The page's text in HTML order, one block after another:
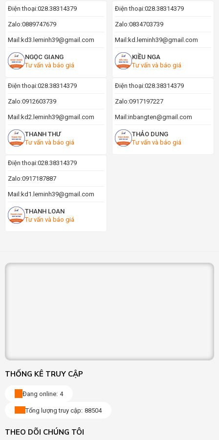
Điện thoại:028.38314379
Zalo:0889747679
Mail:kd3.leminh39@gmail.com
NGỌC GIANG
Tư vấn và báo giá
Điện thoại:028.38314379
Zalo:0834703739
Mail:kd.leminh39@gmail.com
KIỀU NGA
Tư vấn và báo giá
Điện thoại:028.38314379
Zalo:0912603739
Mail:kd2.leminh39@gmail.com
THANH THƯ
Tư vấn và báo giá
Điện thoại:028.38314379
Zalo:0917197227
Mail:inbangten@gmail.com
THẢO DUNG
Tư vấn và báo giá
Điện thoại:028.38314379
Zalo:0917187887
Mail:kd1.leminh39@gmail.com
THANH LOAN
Tư vấn và báo giá
THỐNG KÊ TRUY CẬP
Đang online: 4
Tổng lượng truy cập: 88504
THEO DÕI CHÚNG TÔI